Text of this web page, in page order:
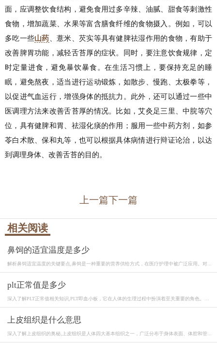
面，应调整饮食结构，避免食用过多辛辣、油腻、甜食等刺激性
食物，增加蔬菜、水果等富含膳食纤维的食物摄入。例如，可以
多吃一些山药 、薏米、芡实等具有健脾祛湿作用的食物，有助于
改善脾胃功能，减轻舌苔厚的症状。同时，要注意饮食规律，定
时定量进食，避免暴饮暴食。在生活习惯上，要保持充足的睡
眠，避免熬夜，适当进行运动锻炼，如散步、慢跑、太极拳等，
以促进气血运行，增强身体的抵抗力。此外，还可以通过一些中
医调理方法来改善舌苔厚的情况。比如，艾灸足三里、中脘等穴
位，具有健脾和胃、祛湿化痰的作用；服用一些中药方剂，如参
苓白术散、保和丸等，也可以根据具体病情进行辩证论治，以达
到调理身体、改善舌苔的目的。
上一篇下一篇
相关阅读
鼻饲的适宜温度是多少
解析鼻饲适宜温度的关键要点,鼻饲是一种重要的营养供给方式，在医疗护理中被广泛应用。对...
plt正常值是多少
深入了解PLT正常值相关知识,PLT即血小板，它在人体的生理过程中扮演着至关重要的角色。血
上皮组织是什么意思
深入了解上皮组织的奥秘,上皮组织是人体四大基本组织之一，广泛分布于身体表面、体腔和管...